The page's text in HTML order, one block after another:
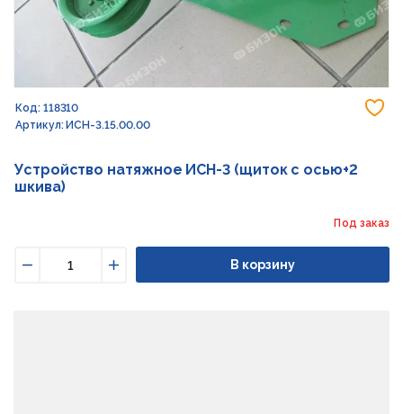
Код: 118310
Артикул: ИСН-3.15.00.00
Устройство натяжное ИСН-3 (щиток с осью+2
шкива)
Под заказ
Увеличить
В корзину